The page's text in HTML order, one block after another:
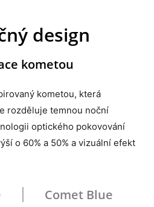
design
kometou
kometou, která
rozděluje temnou noční
optického pokovování
o 60% a 50% a vizuální efekt
Comet Blue